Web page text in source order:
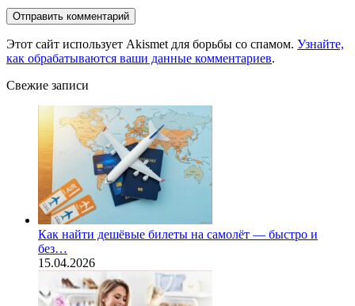
Этот сайт использует Akismet для борьбы со спамом. Узнайте,
как обрабатываются ваши данные комментариев.
Свежие записи
Как найти дешёвые билеты на самолёт — быстро и
без…
15.04.2026